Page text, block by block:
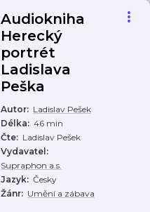
Audiokniha
Herecký
portrét
Ladislava
Peška
Autor: Ladislav Pešek
Délka: 46 min
Čte: Ladislav Pešek
Vydavatel :
Supraphon a.s.
Jazyk: Česky
Žánr: Umění a zábava